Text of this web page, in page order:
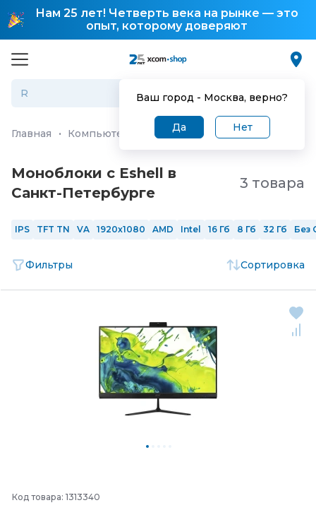
Нам 25 лет! Четверть века на рынке — это
опыт, которому доверяют
Ваш город - Москва, верно?
Да Нет
Главная · Компьютеры и ноутбуки Моноблоки
Моноблоки с Eshell в
Санкт-Петербургe
3 товара
IPS TFT TN VA 1920x1080 AMD Intel 16 Гб 8 Гб 32 Гб Без
Фильтры Сортировка
Код товара: 1313340